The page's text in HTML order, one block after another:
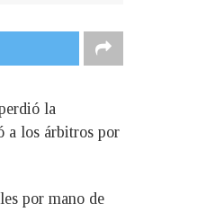
la
a los árbitros por
por mano de